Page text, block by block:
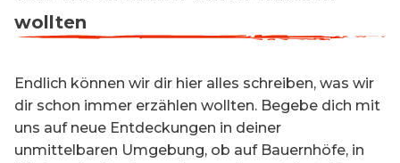
wollten
Endlich können wir dir hier alles schreiben, was wir
dir schon immer erzählen wollten. Begebe dich mit
uns auf neue Entdeckungen in deiner
unmittelbaren Umgebung, ob auf Bauernhöfe, in